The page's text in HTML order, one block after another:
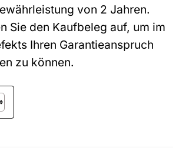
von 2 Jahren.
Sie den Kaufbeleg auf, um im
Ihren Garantieanspruch
zu können.